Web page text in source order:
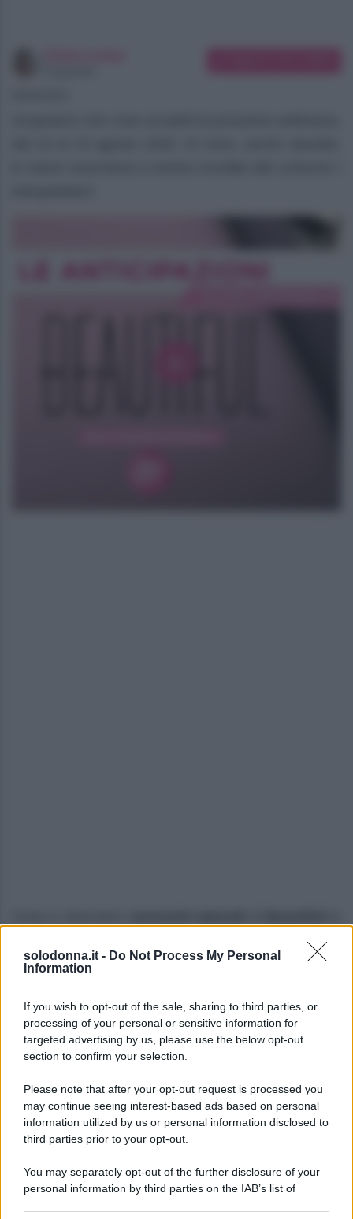
solodonna.it - Do Not Process My Personal
Information
If you wish to opt-out of the sale, sharing to third parties, or
processing of your personal or sensitive information for
targeted advertising by us, please use the below opt-out
section to confirm your selection.
Please note that after your opt-out request is processed you
may continue seeing interest-based ads based on personal
information utilized by us or personal information disclosed to
third parties prior to your opt-out.
You may separately opt-out of the further disclosure of your
personal information by third parties on the IAB’s list of
10 al 16 agosto
2026suCanale 5? Continua la messa in onda
ideata daWilliam J. Belle Lee Philips Bell.
Prime anticipazioni Beautiful nella
Lunedì 10 agosto 2026
Taylorrivela aRidgedi soffrire di una grave
insufficienza cardiaca
progressiva. La donna,
allora, imploraRidgedi mantenere ilsegreto